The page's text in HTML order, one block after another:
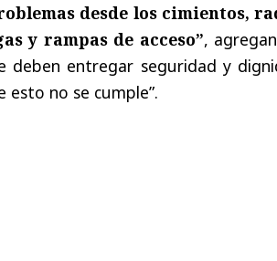
desde los cimientos,
y rampas de acceso”,
deben entregar seguridad y
esto no se cumple”.